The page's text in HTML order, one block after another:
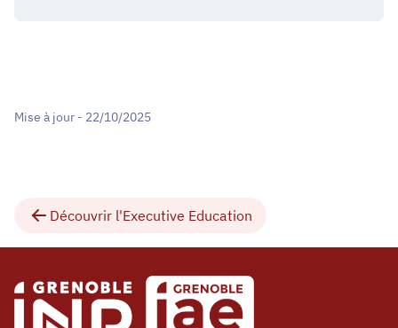
Mise à jour - 22/10/2025
Découvrir l'Executive Education